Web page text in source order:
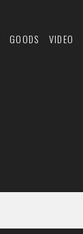
GOODS VIDEO